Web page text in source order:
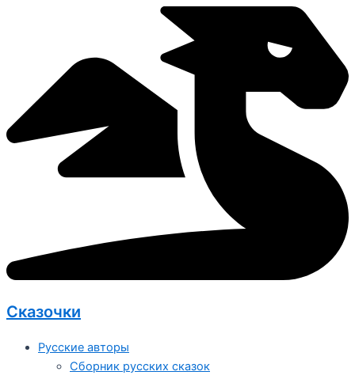
Сказочки
Русские авторы
Сборник русских сказок